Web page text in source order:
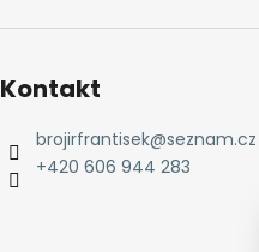
Kontakt
brojirfrantisek@seznam.cz
+420 606 944 283